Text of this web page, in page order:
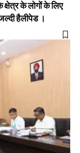
क्षेत्र के लोगों के लिए
हैलीपेड ।